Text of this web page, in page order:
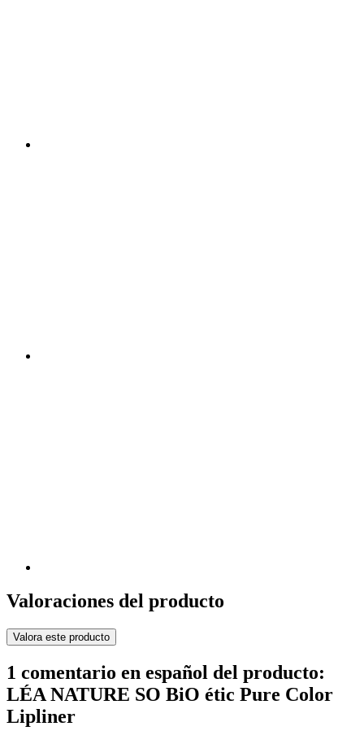
Valoraciones del producto
Valora este producto
1 comentario en español del producto:
LÉA NATURE SO BiO étic Pure Color
Lipliner